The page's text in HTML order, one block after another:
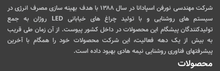
شرکت مهندسی نورفن اسپادانا در سال ۱۳۸۸ با هدف بهینه سازی مصرف انرژی در
سیستم های روشنایی و با تولید چراغ های خیابانی LED روژان به جمع
تولیدکنندگان پیشگام این محصولات در داخل کشور پیوست. از آن زمان طی قریب
به بیش از یک دهه فعالیت، این شرکت محصولات خود را همگام با آخرین
پیشرفتهای فناوری روشنایی نیمه هادی بهبود داده است.
محصولات